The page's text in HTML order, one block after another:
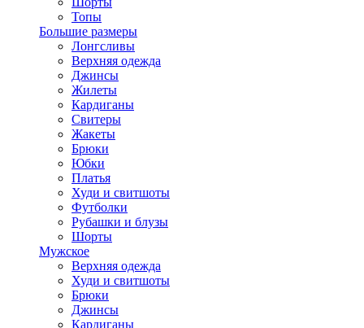
Топы
Большие размеры
Лонгсливы
Верхняя одежда
Джинсы
Жилеты
Кардиганы
Свитеры
Жакеты
Брюки
Юбки
Платья
Худи и свитшоты
Футболки
Рубашки и блузы
Шорты
Мужское
Верхняя одежда
Худи и свитшоты
Брюки
Джинсы
Кардиганы